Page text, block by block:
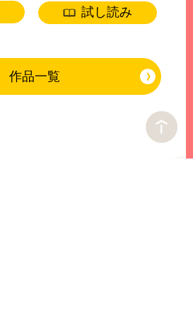
試し読み
作品一覧